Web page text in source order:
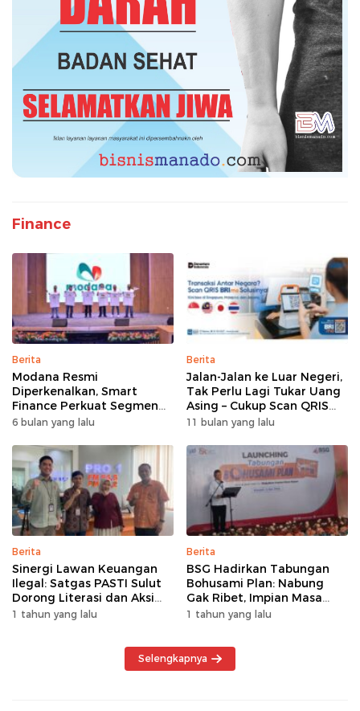
Finance
Berita
Modana Resmi
Diperkenalkan, Smart
Finance Perkuat Segmen
Pembiayaan Multiguna
6 bulan yang lalu
Berita
Jalan-Jalan ke Luar Negeri,
Tak Perlu Lagi Tukar Uang
Asing – Cukup Scan QRIS
Pakai BRImo
11 bulan yang lalu
Berita
Sinergi Lawan Keuangan
Ilegal: Satgas PASTI Sulut
Dorong Literasi dan Aksi
Kolektif Masyarakat
1 tahun yang lalu
Berita
BSG Hadirkan Tabungan
Bohusami Plan: Nabung
Gak Ribet, Impian Masa
Depan Makin Dekat!
1 tahun yang lalu
Selengkapnya